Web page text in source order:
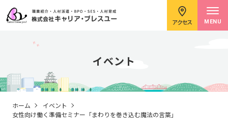
求職者のみなさまへ
アクセス MENU
イベント
ホーム
イベント
女性向け働く準備セミナー「まわりを巻き込む魔法の言葉」